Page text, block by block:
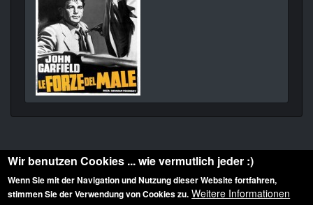
Diese Website ist urheberrechtlich geschützt: © 2010-2026 der Film Noir de. Alle
Wir benutzen Cookies ... wie vermutlich jeder :)
Wenn Sie mit der Navigation und Nutzung dieser Website fortfahren,
stimmen Sie der Verwendung von Cookies zu. Weitere Informationen